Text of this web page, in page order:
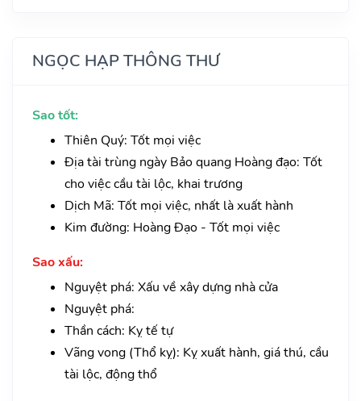
NGỌC HẠP THÔNG THƯ
Sao tốt:
Thiên Quý: Tốt mọi việc
Địa tài trùng ngày Bảo quang Hoàng đạo: Tốt
cho việc cầu tài lộc, khai trương
Dịch Mã: Tốt mọi việc, nhất là xuất hành
Kim đường: Hoàng Đạo - Tốt mọi việc
Sao xấu:
Nguyệt phá: Xấu về xây dựng nhà cửa
Nguyệt phá:
Thần cách: Kỵ tế tự
Vãng vong (Thổ kỵ): Kỵ xuất hành, giá thú, cầu
tài lộc, động thổ